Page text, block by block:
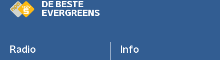
DE BESTE
EVERGREENS
Radio Info